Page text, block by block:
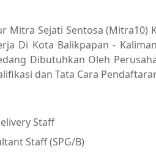
Mitra Sejati Sentosa
Di Kota Balikpapan -
Dibutuhkan Oleh
dan Tata Cara
Staff
Staff (SPG/B)